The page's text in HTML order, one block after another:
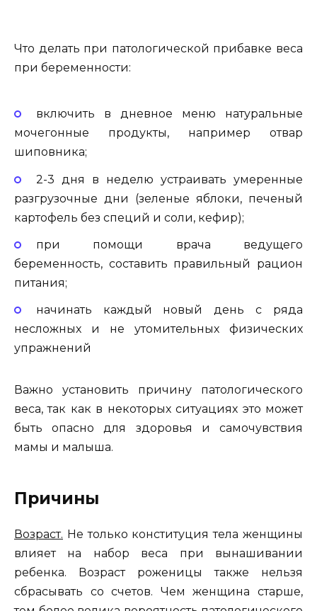
Что делать при патологической прибавке веса
при беременности:
включить в дневное меню натуральные
мочегонные продукты, например отвар
шиповника;
2-3 дня в неделю устраивать умеренные
разгрузочные дни (зеленые яблоки, печеный
картофель без специй и соли, кефир);
при помощи врача ведущего
беременность, составить правильный рацион
питания;
начинать каждый новый день с ряда
несложных и не утомительных физических
упражнений
Важно установить причину патологического
веса, так как в некоторых ситуациях это может
быть опасно для здоровья и самочувствия
мамы и малыша.
Причины
Возраст. Не только конституция тела женщины
влияет на набор веса при вынашивании
ребенка. Возраст роженицы также нельзя
сбрасывать со счетов. Чем женщина старше,